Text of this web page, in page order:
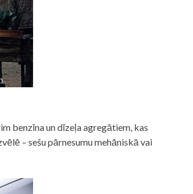
benzīna un dīzeļa agregātiem, kas
– sešu pārnesumu mehāniskā vai